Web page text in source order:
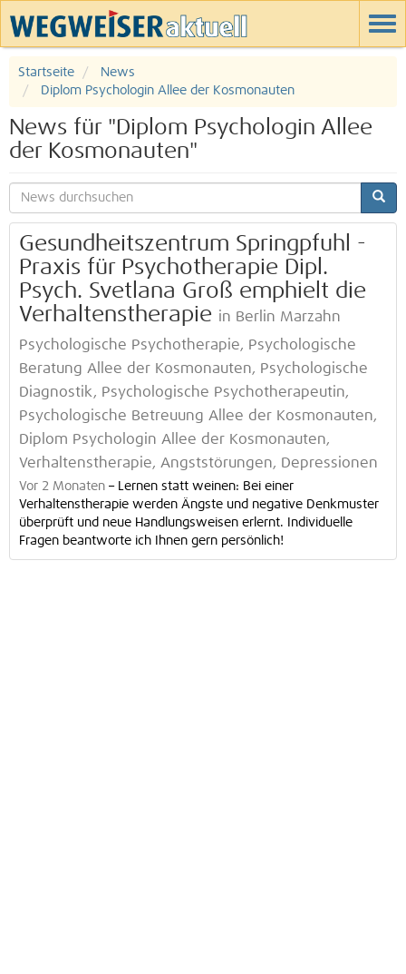
Startseite
News
Diplom Psychologin Allee der Kosmonauten
News für "Diplom Psychologin Allee
der Kosmonauten"
Gesundheitszentrum Springpfuhl -
Praxis für Psychotherapie Dipl.
Psych. Svetlana Groß emphielt die
Verhaltenstherapie in Berlin Marzahn
Psychologische Psychotherapie, Psychologische
Beratung Allee der Kosmonauten, Psychologische
Diagnostik, Psychologische Psychotherapeutin,
Psychologische Betreuung Allee der Kosmonauten,
Diplom Psychologin Allee der Kosmonauten,
Verhaltenstherapie, Angststörungen, Depressionen
Vor 2 Monaten – Lernen statt weinen: Bei einer
Verhaltenstherapie werden Ängste und negative Denkmuster
überprüft und neue Handlungsweisen erlernt. Individuelle
Fragen beantworte ich Ihnen gern persönlich!